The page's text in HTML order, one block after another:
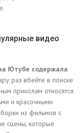
видео
Ютубе содержала
раз вбейте в поиске
приколам относятся
и красочными
из фильмов с
сцены, которые